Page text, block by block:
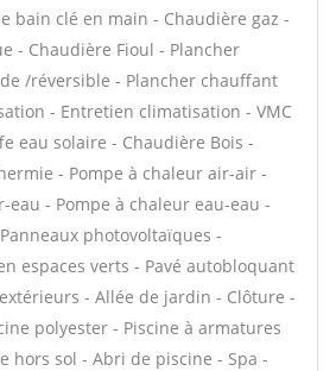
bain clé en main - Chaudière gaz -
- Chaudière Fioul - Plancher
/réversible - Plancher chauffant
- Entretien climatisation - VMC
eau solaire - Chaudière Bois -
- Pompe à chaleur air-air -
eau - Pompe à chaleur eau-eau -
photovoltaïques -
espaces verts - Pavé autobloquant
- Allée de jardin - Clôture -
polyester - Piscine à armatures
hors sol - Abri de piscine - Spa -